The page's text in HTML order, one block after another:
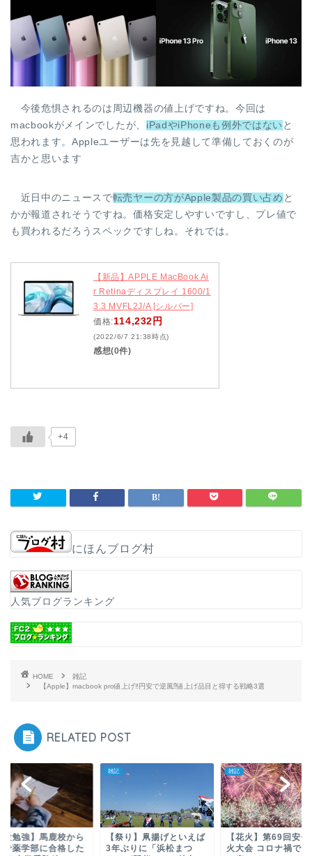
今後危惧されるのは周辺機器の値上げですね。今回は
macbookがメインでしたが、 iPadやiPhoneも例外ではない と
思われます。Appleユーザーは先を見越して準備しておくのが
吉かと思います
近日中のニュースで転売ヤーの方がApple製品の買い占め と
かが報道されそうですね。価格安定しやすいですし、プレ値で
も買われるだろうスペックですしね。それでは。
【新品】APPLE MacBook Ai
r Retinaディスプレイ 1600/1
3.3 MVFL2J/A [シルバー]
価格:114,232円
(2022/6/7 21:38時点)
感想(0件)
+4
にほんブログ村
人気ブログランキング
HOME
雑記
【Apple】macbook pro値上げ‼円安で逆風⁉値上げ品目と得する戦略3選
RELATED POST
験勉強】馬鹿校から
で薬学部に合格した
雑記
【祭り】凧揚げといえば
3年ぶりに「浜松まつ
雑記
【花火】第69回安倍
火大会 コロナ禍で